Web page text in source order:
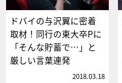
ドバイの与沢翼に密着
取材！同行の東大卒Pに
「そんな貯蓄で…」と
厳しい言葉連発
2018.03.18